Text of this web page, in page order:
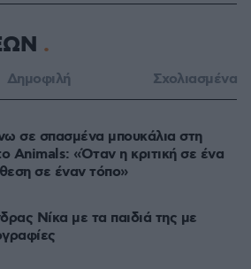
Δημοφιλή Σχολιασμένα
σε σπασμένα μπουκάλια στη
Animals: «Όταν η κριτική σε ένα
σε έναν τόπο»
Νίκα με τα παιδιά της με